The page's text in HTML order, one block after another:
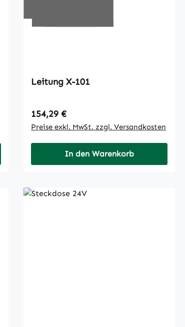
Leitung X-101
Regulärer Preis:
154,29 €
Preise exkl. MwSt. zzgl. Versandkosten
In den Warenkorb